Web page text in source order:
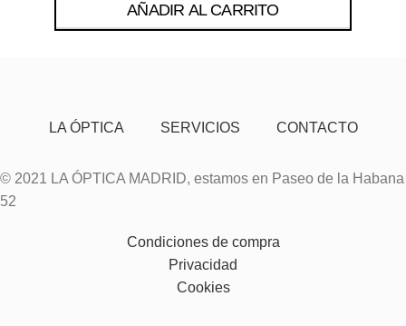
AÑADIR AL CARRITO
LA ÓPTICA SERVICIOS CONTACTO
© 2021 LA ÓPTICA MADRID, estamos en Paseo de la Habana
52
Condiciones de compra
Privacidad
Cookies